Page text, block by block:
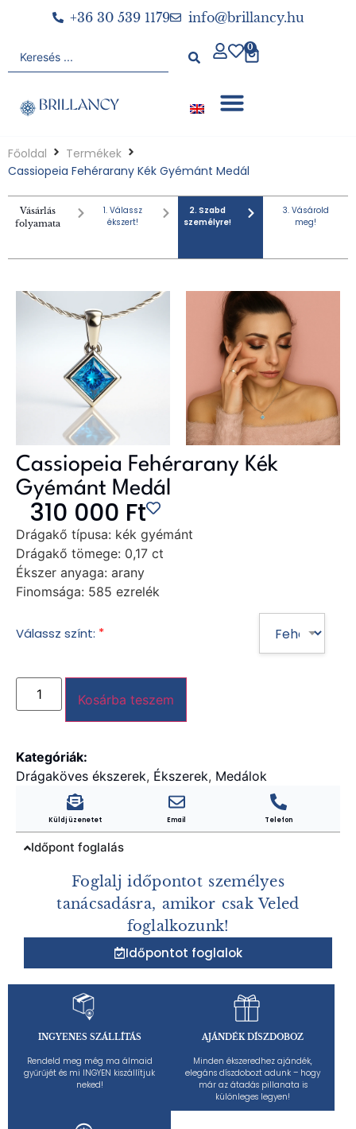
+36 30 539 1179 info@brillancy.hu
0
Főoldal
Termékek
Cassiopeia Fehérarany Kék Gyémánt Medál
Vásárlás
folyamata
1. Válassz
ékszert!
2. Szabd
személyre!
3. Vásárold
meg!
INGYENES SZÁLLÍTÁS
Rendeld meg még ma álmaid
gyűrűjét és mi INGYEN kiszállítjuk
neked!
AJÁNDÉK DÍSZDOBOZ
Minden ékszeredhez ajándék,
elegáns díszdobozt adunk – hogy
már az átadás pillanata is
különleges legyen!
Cassiopeia Fehérarany Kék
Gyémánt Medál
310 000 Ft
Drágakő típusa: kék gyémánt
Drágakő tömege: 0,17 ct
Ékszer anyaga: arany
Finomsága: 585 ezrelék
Válassz színt: *
Kosárba teszem
Kategóriák:
Drágaköves ékszerek, Ékszerek, Medálok
Küldj üzenetet Email Telefon
Időpont foglalás
Foglalj időpontot személyes
tanácsadásra, amikor csak Veled
foglalkozunk!
Időpontot foglalok